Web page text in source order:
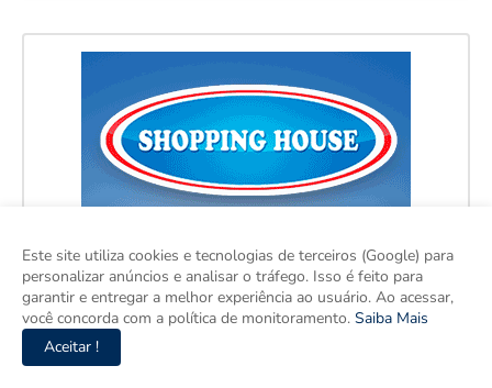
Este site utiliza cookies e tecnologias de terceiros (Google) para
personalizar anúncios e analisar o tráfego. Isso é feito para
garantir e entregar a melhor experiência ao usuário. Ao acessar,
você concorda com a política de monitoramento. Saiba Mais
Aceitar !